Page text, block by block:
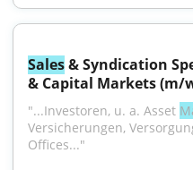
Sales & Syndication
& Capital Markets (m/
"...Investoren, u. a. Asset
Versicherungen,
Offices..."